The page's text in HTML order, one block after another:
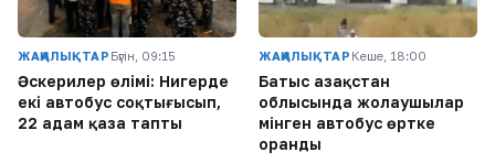
ЖАҢАЛЫҚТАР Бүгін, 09:15
Әскерилер өлімі: Нигерде
екі автобус соқтығысып,
22 адам қаза тапты
ЖАҢАЛЫҚТАР Кеше, 18:00
Батыс Қазақстан
облысында жолаушылар
мінген автобус өртке
оранды